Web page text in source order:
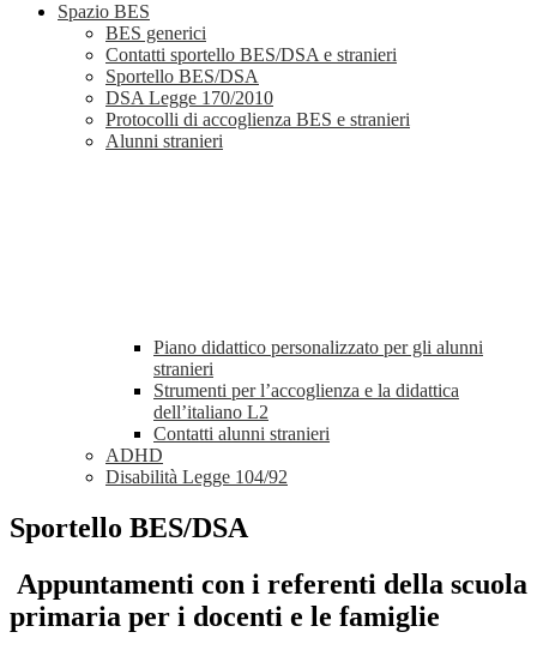
Spazio BES
BES generici
Contatti sportello BES/DSA e stranieri
Sportello BES/DSA
DSA Legge 170/2010
Protocolli di accoglienza BES e stranieri
Alunni stranieri
Piano didattico personalizzato per gli alunni
stranieri
Strumenti per l’accoglienza e la didattica
dell’italiano L2
Contatti alunni stranieri
ADHD
Disabilità Legge 104/92
Sportello BES/DSA
Appuntamenti con i referenti della scuola
primaria per i docenti e le famiglie